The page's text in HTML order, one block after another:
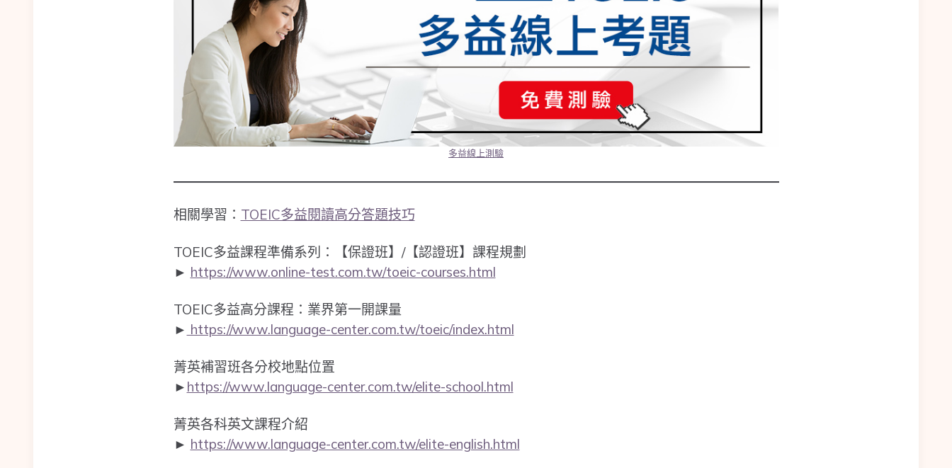
多益線上測驗
相關學習： TOEIC多益閱讀高分答題技巧
TOEIC多益課程準備系列：【保證班】/【認證班】課程規劃
► https://www.online-test.com.tw/toeic-courses.html
TOEIC多益高分課程：業界第一開課量
► https://www.language-center.com.tw/toeic/index.html
菁英補習班各分校地點位置
► https://www.language-center.com.tw/elite-school.html
菁英各科英文課程介紹
► https://www.language-center.com.tw/elite-english.html